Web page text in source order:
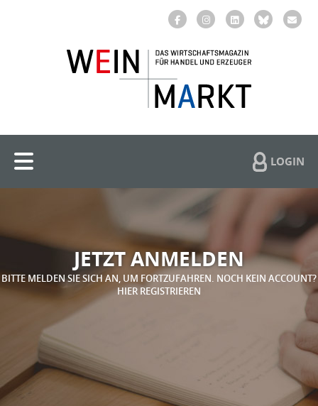
LOGIN
JETZT ANMELDEN
BITTE MELDEN SIE SICH AN, UM FORTZUFAHREN. NOCH KEIN ACCOUNT?
HIER REGISTRIEREN